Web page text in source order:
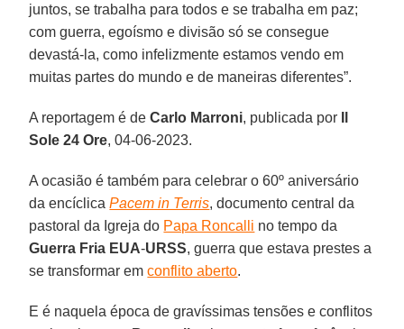
juntos, se trabalha para todos e se trabalha em paz;
com guerra, egoísmo e divisão só se consegue
devastá-la, como infelizmente estamos vendo em
muitas partes do mundo e de maneiras diferentes”.
A reportagem é deCarlo Marroni, publicada por
Sole 24 Ore, 04-06-2023.
A ocasião é também para celebrar o 60º aniversário
da encíclicaPacem in Terris, documento central da
pastoral da Igreja do Papa Roncalli no tempo da
Guerra Fria EUA-URSS, guerra que estava prestes a
se transformar emconflito aberto.
E é naquela época de gravíssimas tensões e conflitos